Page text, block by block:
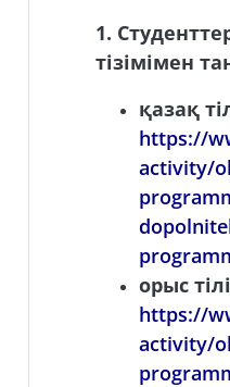
1.
тізімімен
қазақ
https://
activity/
орыс
https://
activity/